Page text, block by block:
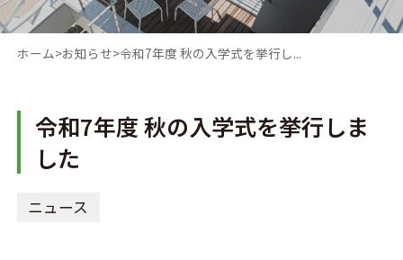
ホーム お知らせ 令和7年度 秋の入学式を挙行し...
令和7年度 秋の入学式を挙行しま
した
ニュース